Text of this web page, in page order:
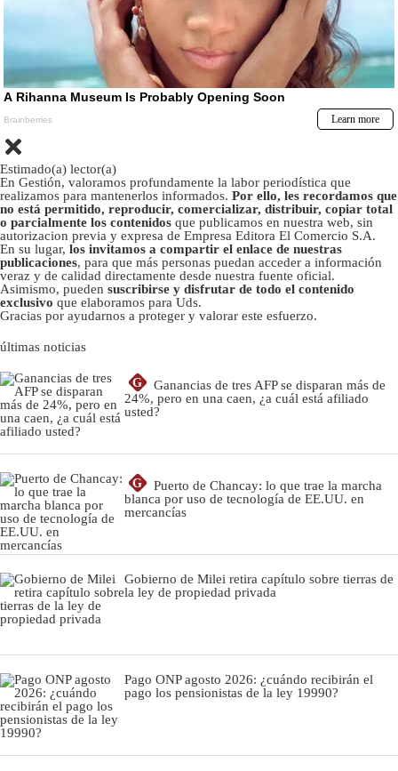
Estimado(a) lector(a)
En Gestión, valoramos profundamente la labor periodística que
realizamos para mantenerlos informados. Por ello, les recordamos que
no está permitido, reproducir, comercializar, distribuir, copiar total
o parcialmente los contenidos que publicamos en nuestra web, sin
autorizacion previa y expresa de Empresa Editora El Comercio S.A.
En su lugar, los invitamos a compartir el enlace de nuestras
publicaciones, para que más personas puedan acceder a información
veraz y de calidad directamente desde nuestra fuente oficial.
Asimismo, pueden suscribirse y disfrutar de todo el contenido
exclusivo que elaboramos para Uds.
Gracias por ayudarnos a proteger y valorar este esfuerzo.
últimas noticias
G
Ganancias de tres AFP se disparan más de
24%, pero en una caen, ¿a cuál está afiliado
usted?
G
Puerto de Chancay: lo que trae la marcha
blanca por uso de tecnología de EE.UU. en
mercancías
Gobierno de Milei retira capítulo sobre tierras de
la ley de propiedad privada
Pago ONP agosto 2026: ¿cuándo recibirán el
pago los pensionistas de la ley 19990?